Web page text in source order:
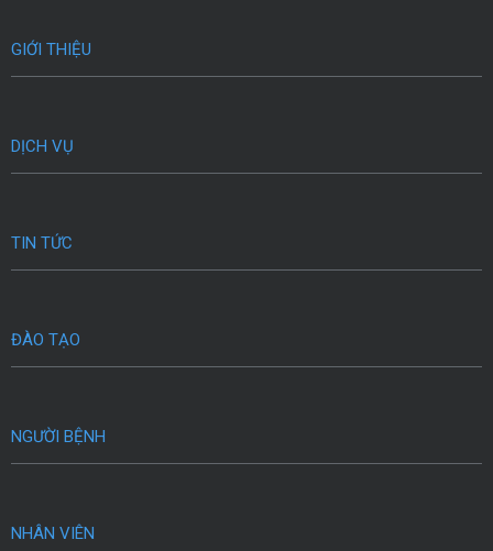
GIỚI THIỆU
DỊCH VỤ
TIN TỨC
ĐÀO TẠO
NGƯỜI BỆNH
NHÂN VIÊN